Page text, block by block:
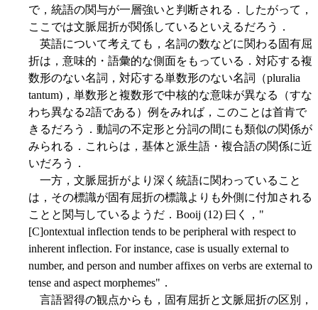
で，統語の関与が一層強いと判断される．したがって，
ここでは文脈屈折が関係しているといえるだろう．
英語について考えても，名詞の数などに関わる固有屈
折は，意味的・語彙的な側面をもっている．対応する複
数形のない名詞，対応する単数形のない名詞（pluralia
tantum)，単数形と複数形で中核的な意味が異なる（すな
わち異なる2語である）例をみれば，このことは首肯で
きるだろう．動詞の不定形と分詞の間にも類似の関係が
みられる．これらは，基体と派生語・複合語の関係に近
いだろう．
一方，文脈屈折がより深く統語に関わっていること
は，その標識が固有屈折の標識よりも外側に付加される
ことと関与しているようだ．Booij (12) 曰く，"
[C]ontextual inflection tends to be peripheral with respect to
inherent inflection. For instance, case is usually external to
number, and person and number affixes on verbs are external to
tense and aspect morphemes"．
言語習得の観点からも，固有屈折と文脈屈折の区別，